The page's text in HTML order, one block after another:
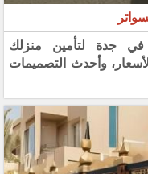
جدة لتأمين منزلك
وأحدث التصميمات